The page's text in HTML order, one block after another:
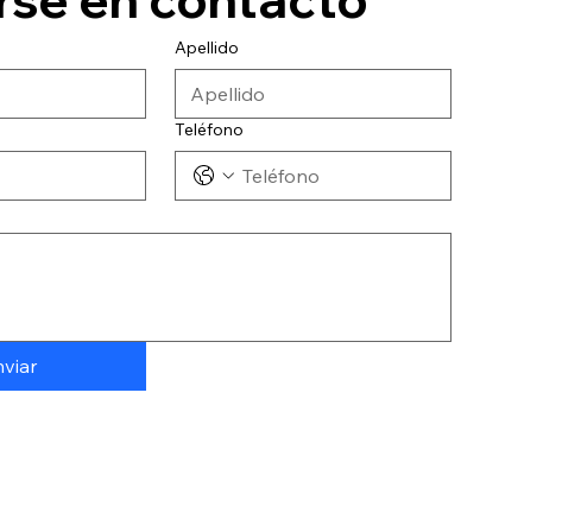
Apellido
Teléfono